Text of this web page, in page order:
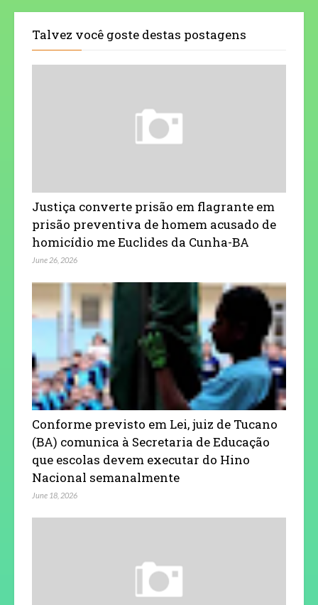
Talvez você goste destas postagens
Justiça converte prisão em flagrante em
prisão preventiva de homem acusado de
homicídio me Euclides da Cunha-BA
June 26, 2026
Conforme previsto em Lei, juiz de Tucano
(BA) comunica à Secretaria de Educação
que escolas devem executar do Hino
Nacional semanalmente
June 18, 2026